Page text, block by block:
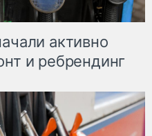
активно
и ребрендинг